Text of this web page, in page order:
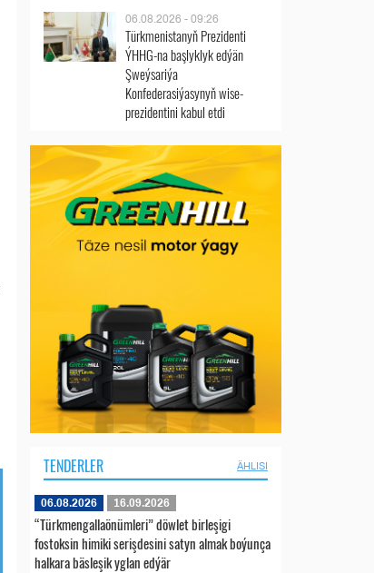
06.08.2026 - 09:26
Türkmenistanyň Prezidenti
ÝHHG-na başlyklyk edýän
Şweýsariýa
Konfederasiýasynyň wise-
prezidentini kabul etdi
TENDERLER ÄHLISI
06.08.2026 16.09.2026
“Türkmengallaönümleri” döwlet birleşigi
fostoksin himiki serişdesini satyn almak boýunça
halkara bäsleşik yglan edýär